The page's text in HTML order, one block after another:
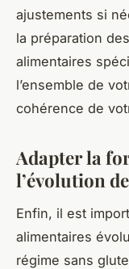
ajustements si
la préparation
alimentaires
l’ensemble de
cohérence de
Adapter la
l’évolution
Enfin, il est
alimentaires
régime sans